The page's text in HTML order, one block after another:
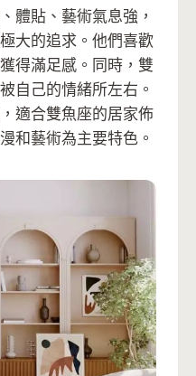
體貼、藝術氣息強，
大的追求。他們喜歡
得滿足感。同時，雙
自己的情緒所左右。
適合雙魚座的居家佈
和藝術為主要特色。